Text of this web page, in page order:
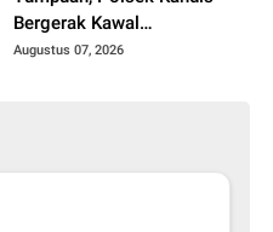
Bergerak Kawal
Swasembada Pangan
Augustus 07, 2026